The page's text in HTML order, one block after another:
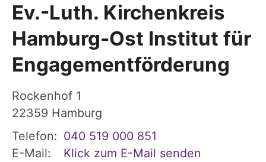
Ev.-Luth. Kirchenkreis
Hamburg-Ost Institut für
Engagementförderung
Rockenhof 1
22359 Hamburg
Telefon: 040 519 000 851
E-Mail:
Klick zum E-Mail senden